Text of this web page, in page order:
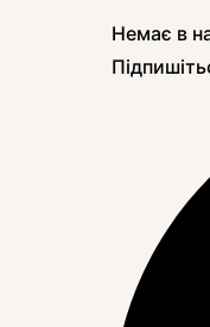
Немає в